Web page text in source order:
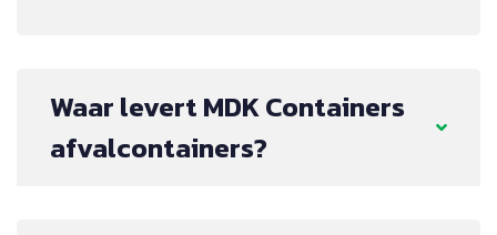
Waar levert MDK Containers
afvalcontainers?